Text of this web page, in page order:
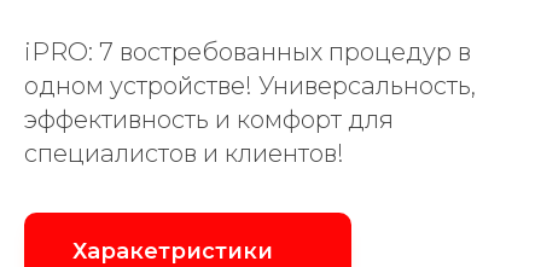
iPRO: 7 востребованных процедур в
одном устройстве! Универсальность,
эффективность и комфорт для
специалистов и клиентов!
Харакетристики